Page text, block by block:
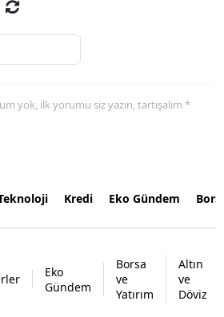
yok, ilk yorumu siz yazın, tartışalım *
Kredi Eko Gündem
Eko
Gündem
Borsa
ve
Yatırım
Altın
ve
Döviz